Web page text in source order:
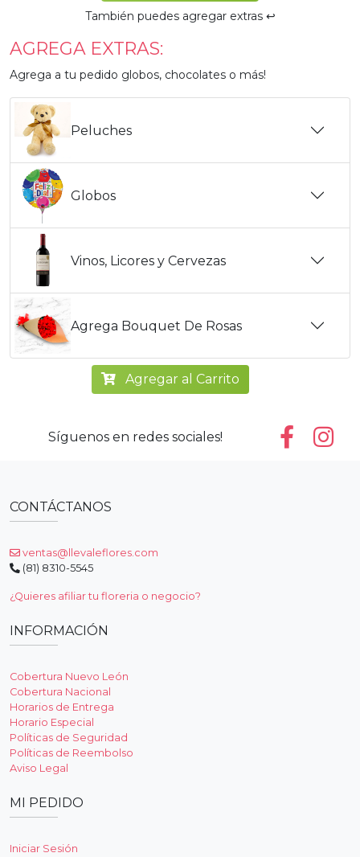
También puedes agregar extras ↩️
AGREGA EXTRAS:
Agrega a tu pedido globos, chocolates o más!
Peluches
Globos
Vinos, Licores y Cervezas
Agrega Bouquet De Rosas
Agregar al Carrito
Síguenos en redes sociales!
CONTÁCTANOS
ventas@llevaleflores.com
(81) 8310-5545
¿Quieres afiliar tu floreria o negocio?
INFORMACIÓN
Cobertura Nuevo León
Cobertura Nacional
Horarios de Entrega
Horario Especial
Políticas de Seguridad
Políticas de Reembolso
Aviso Legal
MI PEDIDO
Iniciar Sesión